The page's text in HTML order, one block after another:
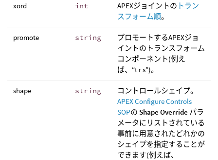
xord int APEXジョイントの トラン
スフォーム順。
promote string
プロモートするAPEXジョ
イントのトランスフォーム
コンポーネント(例え
ば、“t r s”)。
shape string
コントロールシェイプ。
APEX Configure Controls
SOPの Shape Override パラ
メータにリストされている
事前に用意されたどれかの
シェイプを指定することが
できます(例えば、